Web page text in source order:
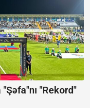
"Şəfa"nı "Rekord"